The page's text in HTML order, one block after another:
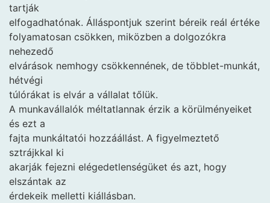
tartják
elfogadhatónak. Álláspontjuk szerint béreik reál értéke
folyamatosan csökken, miközben a dolgozókra
nehezedő
elvárások nemhogy csökkennének, de többlet-munkát,
hétvégi
túlórákat is elvár a vállalat tőlük.
A munkavállalók méltatlannak érzik a körülményeiket
és ezt a
fajta munkáltatói hozzáállást. A figyelmeztető
sztrájkkal ki
akarják fejezni elégedetlenségüket és azt, hogy
elszántak az
érdekeik melletti kiállásban.